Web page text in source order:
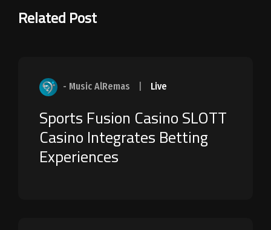
Related Post
- Music AlRemas Live
Sports Fusion Casino SLOTT
Casino Integrates Betting
Experiences